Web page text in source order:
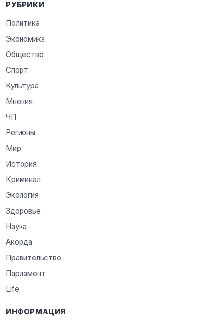
РУБРИКИ
Политика
Экономика
Общество
Спорт
Культура
Мнения
ЧП
Регионы
Мир
История
Криминал
Экология
Здоровье
Наука
Акорда
Правительство
Парламент
Life
ИНФОРМАЦИЯ